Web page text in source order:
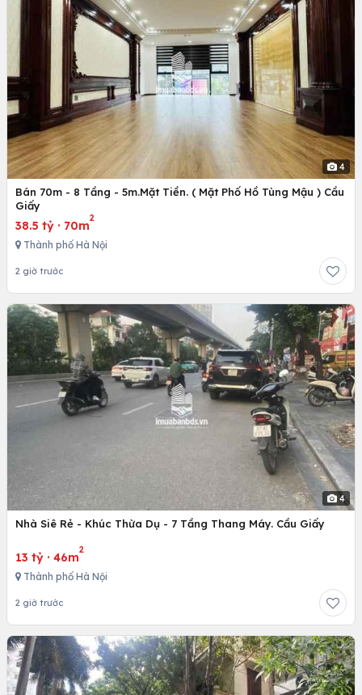
4
Bán 70m - 8 Tầng - 5m.Mặt Tiền. ( Mặt Phố Hồ Tùng Mậu ) Cầu
Giấy
38.5 tỷ · 70m
2
Thành phố Hà Nội
2 giờ trước
4
Nhà Siê Rẻ - Khúc Thừa Dụ - 7 Tầng Thang Máy. Cầu Giấy
13 tỷ · 46m
2
Thành phố Hà Nội
2 giờ trước